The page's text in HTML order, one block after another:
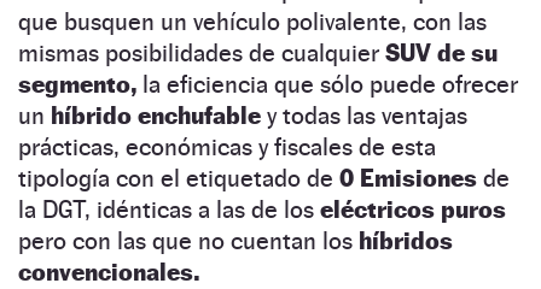
que busquen un vehículo polivalente, con las
mismas posibilidades de cualquier SUV de su
segmento, la eficiencia que sólo puede ofrecer
un híbrido enchufable y todas las ventajas
prácticas, económicas y fiscales de esta
tipología con el etiquetado de 0 Emisiones de
la DGT, idénticas a las de los eléctricos puros
pero con las que no cuentan los híbridos
convencionales.